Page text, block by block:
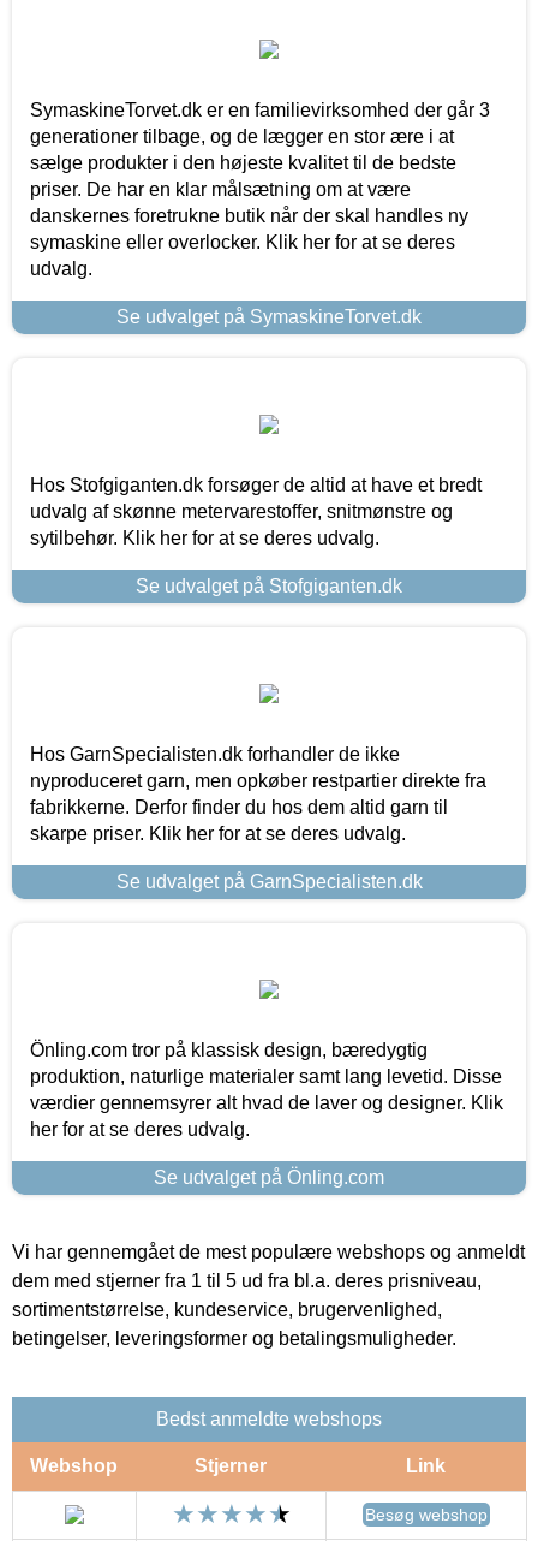
SymaskineTorvet.dk er en familievirksomhed der går 3
generationer tilbage, og de lægger en stor ære i at
sælge produkter i den højeste kvalitet til de bedste
priser. De har en klar målsætning om at være
danskernes foretrukne butik når der skal handles ny
symaskine eller overlocker. Klik her for at se deres
udvalg.
Se udvalget på SymaskineTorvet.dk
Hos Stofgiganten.dk forsøger de altid at have et bredt
udvalg af skønne metervarestoffer, snitmønstre og
sytilbehør. Klik her for at se deres udvalg.
Se udvalget på Stofgiganten.dk
Hos GarnSpecialisten.dk forhandler de ikke
nyproduceret garn, men opkøber restpartier direkte fra
fabrikkerne. Derfor finder du hos dem altid garn til
skarpe priser. Klik her for at se deres udvalg.
Se udvalget på GarnSpecialisten.dk
Önling.com tror på klassisk design, bæredygtig
produktion, naturlige materialer samt lang levetid. Disse
værdier gennemsyrer alt hvad de laver og designer. Klik
her for at se deres udvalg.
Se udvalget på Önling.com
Vi har gennemgået de mest populære webshops og anmeldt
dem med stjerner fra 1 til 5 ud fra bl.a. deres prisniveau,
sortimentstørrelse, kundeservice, brugervenlighed,
betingelser, leveringsformer og betalingsmuligheder.
Bedst anmeldte webshops
Webshop Stjerner Link
Besøg webshop